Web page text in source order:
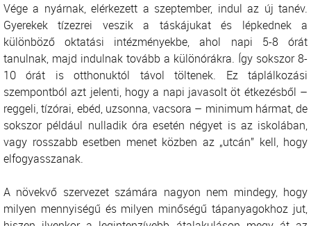
Vége a nyárnak, elérkezett a szeptember, indul az új tanév.
Gyerekek tízezrei veszik a táskájukat és lépkednek a
különböző oktatási intézményekbe, ahol napi 5-8 órát
tanulnak, majd indulnak tovább a különórákra. Így sokszor 8-
10 órát is otthonuktól távol töltenek. Ez táplálkozási
szempontból azt jelenti, hogy a napi javasolt öt étkezésből –
reggeli, tízórai, ebéd, uzsonna, vacsora – minimum hármat, de
sokszor például nulladik óra esetén négyet is az iskolában,
vagy rosszabb esetben menet közben az „utcán” kell, hogy
elfogyasszanak.
A növekvő szervezet számára nagyon nem mindegy, hogy
milyen mennyiségű és milyen minőségű tápanyagokhoz jut,